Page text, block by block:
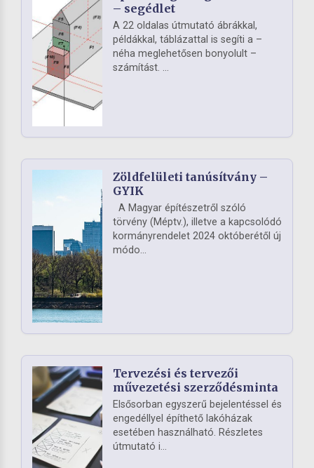
– segédlet
A 22 oldalas útmutató ábrákkal,
példákkal, táblázattal is segíti a –
néha meglehetősen bonyolult –
számítást. ...
Zöldfelületi tanúsítvány –
GYIK
A Magyar építészetről szóló
törvény (Méptv.), illetve a kapcsolódó
kormányrendelet 2024 októberétől új
módo...
Tervezési és tervezői
művezetési szerződésminta
Elsősorban egyszerű bejelentéssel és
engedéllyel építhető lakóházak
esetében használható. Részletes
útmutató i...